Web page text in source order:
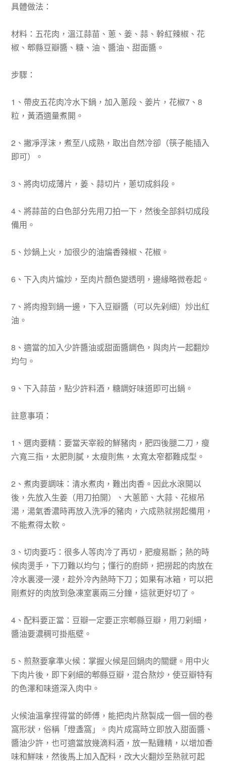
具體做法：
材料：五花肉，溫江蒜苗、蔥、姜、蒜、幹紅辣椒、花
椒、郫縣豆瓣醬、糖、油、醬油、甜面醬。
步驟：
1、帶皮五花肉冷水下鍋，加入蔥段、姜片，花椒7、8
粒，黃酒適量煮開。
2、撇凈浮沫，煮至八成熟，取出自然冷卻（筷子能插入
即可）。
3、將肉切成薄片，姜、蒜切片，蔥切成斜段。
4、將蒜苗的白色部分先用刀拍一下，然後全部斜切成段
備用。
5、炒鍋上火，加很少的油煸香辣椒、花椒。
6、下入肉片煸炒，至肉片顏色變透明，邊緣略微卷起。
7、將肉撥到鍋一邊，下入豆瓣醬（可以先剁細）炒出紅
油。
8、適當的加入少許醬油或甜面醬調色，與肉片一起翻炒
均勻。
9、下入蒜苗，點少許料酒，糖調好味道即可出鍋。
註意事項：
1、選肉要精：要當天宰殺的鮮豬肉，肥四後腿二刀，瘦
六寬三指，太肥則膩，太瘦則焦，太寬太窄都難成型。
2、煮肉要調味：清水煮肉，難出肉香。因此水滾開以
後，先放入生姜（用刀拍開）、大蔥節、大蒜、花椒吊
湯，湯氣香濃時再放入洗凈的豬肉，六成熟就撈起備用，
不能煮得太軟。
3、切肉要巧：很多人等肉冷了再切，肥瘦易斷；熱的時
候肉燙手，下刀難以均勻；懂行的廚師，把撈起的肉放在
冷水裏浸一浸，趁外冷內熱時下刀；如果有冰箱，可以把
剛煮好的肉放到急凍室裏兩三分鐘，這就更好切了。
4、配料要正當：豆瓣一定要正宗郫縣豆瓣，用刀剁細，
醬油要濃稠可掛瓶壁。
5、煎熬要拿準火候：掌握火候是回鍋肉的關鍵。用中火
下肉片後，即下剁細的郫縣豆瓣，混合熬炒，使豆瓣特有
的色澤和味道深入肉中。
火候油溫拿捏得當的師傅，能把肉片熬製成一個一個的卷
窩形狀，俗稱「燈盞窩」。肉片成窩時立即放入甜面醬、
醬油少許，也可適當放幾滴料酒，放一點雞精，以增加香
味和鮮味，然後馬上加入配料，改大火翻炒至熟就可起